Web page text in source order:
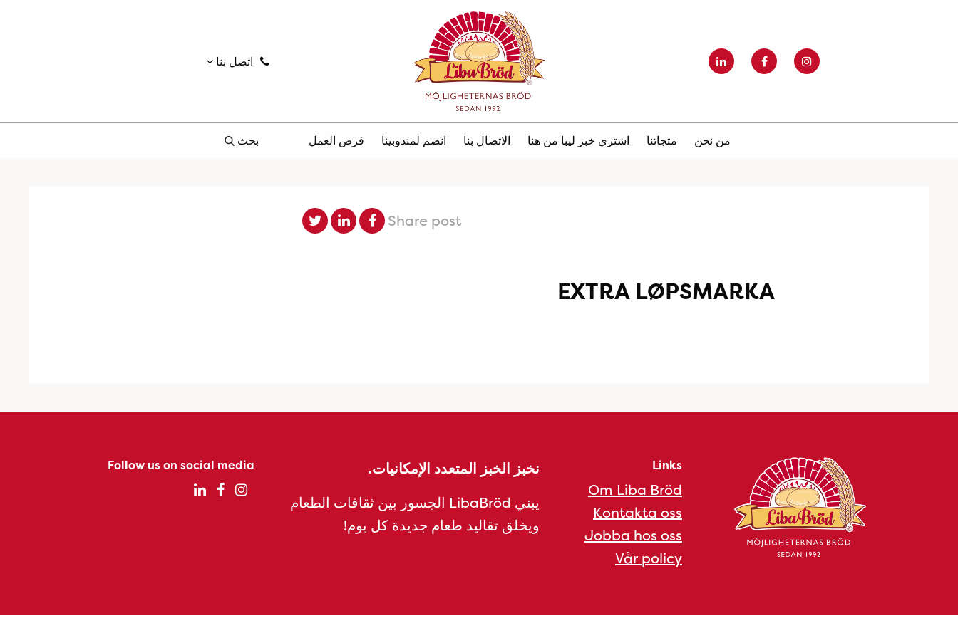
اتصل بنا
من نحن متجاتنا اشتري خبز ليبا من هنا الاتصال بنا انضم لمندوبينا فرص العمل بحث
Share post
EXTRA LØPSMARKA
Links
Om Liba Bröd
Kontakta oss
Jobba hos oss
Vår policy
نخبز الخبز المتعدد الإمكانيات.
يبني LibaBröd الجسور بين ثقافات الطعام
ويخلق تقاليد طعام جديدة كل يوم!
Follow us on social media